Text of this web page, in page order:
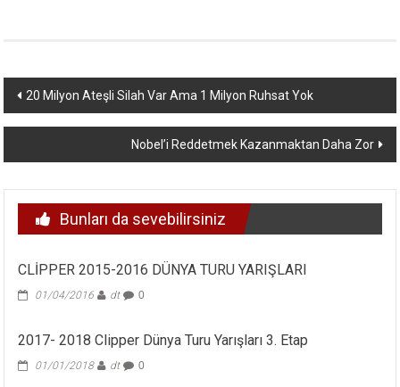
Yazı
dolaşımı
20 Milyon Ateşli Silah Var Ama 1 Milyon Ruhsat Yok
Nobel’i Reddetmek Kazanmaktan Daha Zor
Bunları da sevebilirsiniz
CLİPPER 2015-2016 DÜNYA TURU YARIŞLARI
01/04/2016 dt 0
2017- 2018 Clipper Dünya Turu Yarışları 3. Etap
01/01/2018 dt 0